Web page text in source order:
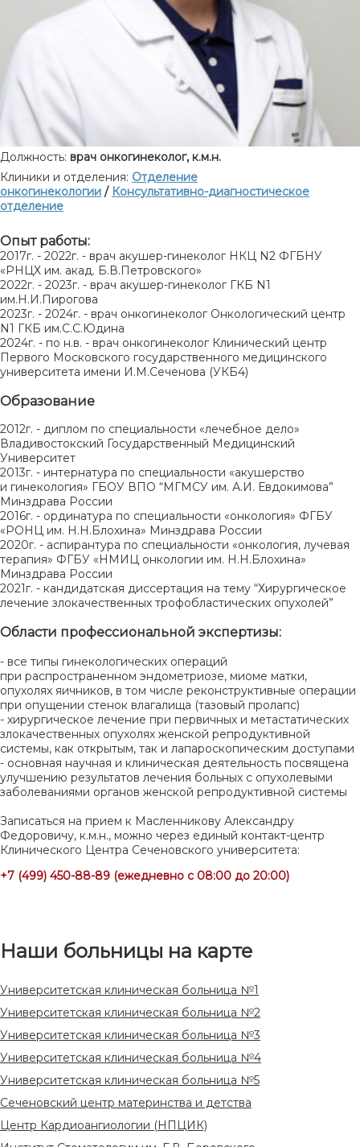
Должность: врач онкогинеколог, к.м.н.
Клиники и отделения: Отделение
онкогинекологии / Консультативно-диагностическое
отделение
Опыт работы:
2017г. - 2022г. - врач акушер-гинеколог НКЦ N2 ФГБНУ
«РНЦХ им. акад. Б.В.Петровского»
2022г. - 2023г. - врач акушер-гинеколог ГКБ N1
им.Н.И.Пирогова
2023г. - 2024г. - врач онкогинеколог Онкологический центр
N1 ГКБ им.С.С.Юдина
2024г. - по н.в. - врач онкогинеколог Клинический центр
Первого Московского государственного медицинского
университета имени И.М.Сеченова (УКБ4)
Образование
2012г. - диплом по специальности «лечебное дело»
Владивостокский Государственный Медицинский
Университет
2013г. - интернатура по специальности «акушерство
и гинекология» ГБОУ ВПО “МГМСУ им. А.И. Евдокимова”
Минздрава России
2016г. - ординатура по специальности «онкология» ФГБУ
«РОНЦ им. Н.Н.Блохина» Минздрава России
2020г. - аспирантура по специальности «онкология, лучевая
терапия» ФГБУ «НМИЦ онкологии им. Н.Н.Блохина»
Минздрава России
2021г. - кандидатская диссертация на тему “Хирургическое
лечение злокачественных трофобластических опухолей”
Области профессиональной экспертизы:
- все типы гинекологических операций
при распространенном эндометриозе, миоме матки,
опухолях яичников, в том числе реконструктивные операции
при опущении стенок влагалища (тазовый пролапс)
- хирургическое лечение при первичных и метастатических
злокачественных опухолях женской репродуктивной
системы, как открытым, так и лапароскопическим доступами
- основная научная и клиническая деятельность посвящена
улучшению результатов лечения больных с опухолевыми
заболеваниями органов женской репродуктивной системы
Записаться на прием к Масленникову Александру
Федоровичу, к.м.н., можно через единый контакт-центр
Клинического Центра Сеченовского университета:
+7 (499) 450-88-89 (ежедневно с 08:00 до 20:00)
Наши больницы на карте
Университетская клиническая больница №1
Университетская клиническая больница №2
Университетская клиническая больница №3
Университетская клиническая больница №4
Университетская клиническая больница №5
Сеченовский центр материнства и детства
Центр Кардиоангиологии (НПЦИК)